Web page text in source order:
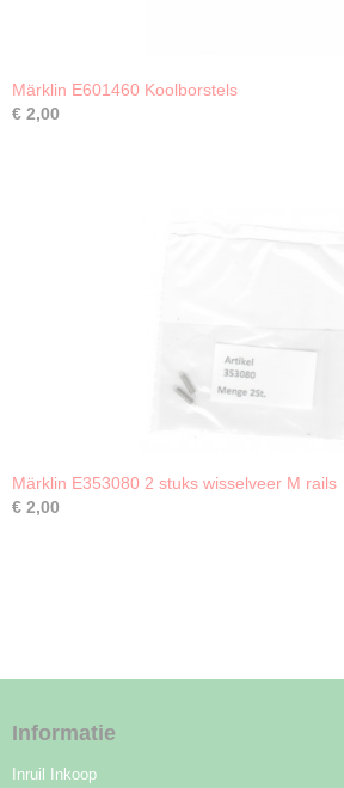
Märklin E601460 Koolborstels
€ 2,00
Märklin E353080 2 stuks wisselveer M rails
€ 2,00
Informatie
Inruil Inkoop